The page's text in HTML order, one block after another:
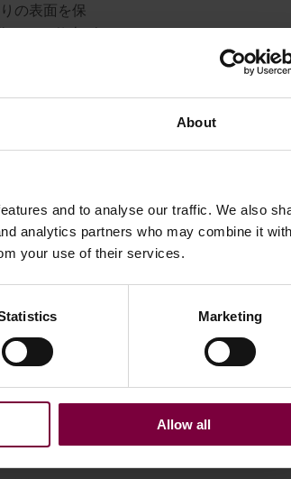
About
and to analyse our traffic. We also
analytics partners who may combine it with
your use of their services.
Marketing
Allow all
の表面を保
された仕上げ
成する鍵と
さの両方を追
タッチイン
る。レーザー
表面分析を行
させることが
切断に使用
。